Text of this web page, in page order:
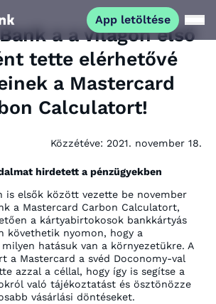
App letöltése
App letöltése
a a világon első
tette elérhetővé
a Mastercard
Calculatort!
Közzétéve: 2021. november 18.
hirdetett a pénzügyekben
is elsők között vezette be november
a Mastercard Carbon Calculatort,
a kártyabirtokosok bankkártyás
követhetik nyomon, hogy a
hatásuk van a környezetükre. A
a Mastercard a svéd Doconomy-val
azzal a céllal, hogy így is segítse a
való tájékoztatást és ösztönözze
vásárlási döntéseket.